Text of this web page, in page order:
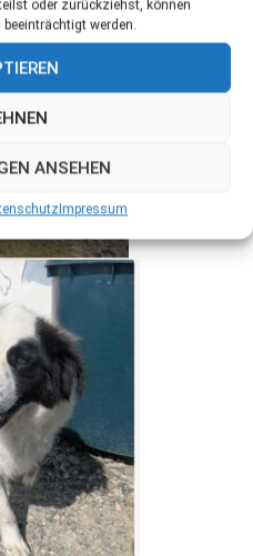
oder zurückziehst, können
werden.
ANSEHEN
Impressum